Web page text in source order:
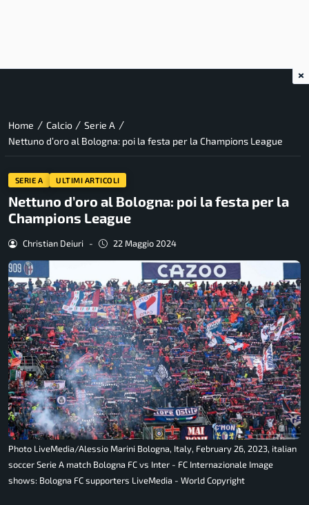
Home / Calcio / Serie A /
Nettuno d’oro al Bologna: poi la festa per la Champions League
SERIE A ULTIMI ARTICOLI
Nettuno d’oro al Bologna: poi la festa per la
Champions League
Christian Deiuri - 22 Maggio 2024
Photo LiveMedia/Alessio Marini Bologna, Italy, February 26, 2023, italian
soccer Serie A match Bologna FC vs Inter - FC Internazionale Image
shows: Bologna FC supporters LiveMedia - World Copyright
×